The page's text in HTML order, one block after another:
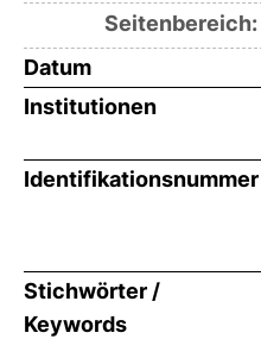
Seitenbereich:
Datum
Institutionen
Identifikationsnummer
Stichwörter /
Keywords